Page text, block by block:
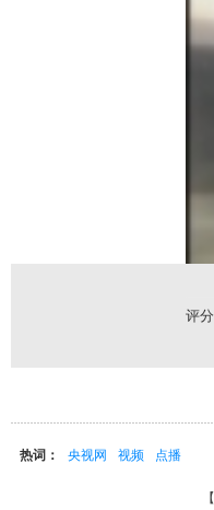
评分
热词： 央视网 视频 点播
【